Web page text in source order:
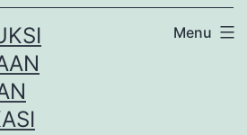
Menu